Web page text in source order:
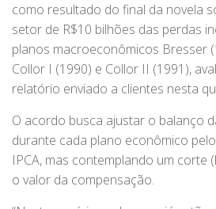
como resultado do final da novela
setor de R$10 bilhões das perdas
planos macroeconômicos Bresser
Collor I (1990) e Collor II (1991),
relatório enviado a clientes nesta
O acordo busca ajustar o balanço
durante cada plano econômico
IPCA, mas contemplando um corte
o valor da compensação.